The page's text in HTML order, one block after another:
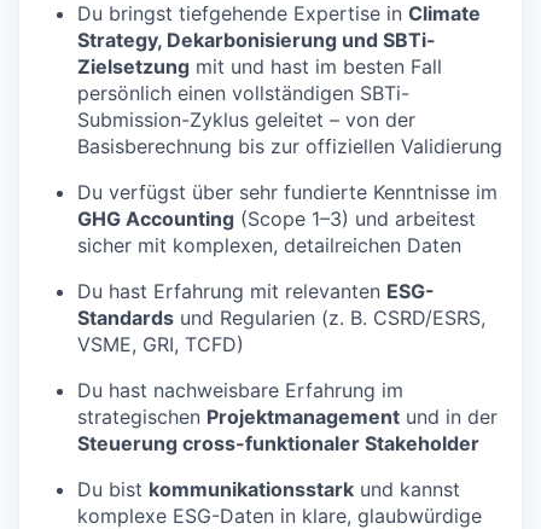
Du bringst tiefgehende Expertise in Climate
Strategy, Dekarbonisierung und SBTi-
Zielsetzung mit und hast im besten Fall
persönlich einen vollständigen SBTi-
Submission-Zyklus geleitet – von der
Basisberechnung bis zur offiziellen Validierung
Du verfügst über sehr fundierte Kenntnisse im
GHG Accounting (Scope 1–3) und arbeitest
sicher mit komplexen, detailreichen Daten
Du hast Erfahrung mit relevanten ESG-
Standards und Regularien (z. B. CSRD/ESRS,
VSME, GRI, TCFD)
Du hast nachweisbare Erfahrung im
strategischen Projektmanagement und in der
Steuerung cross-funktionaler Stakeholder
Du bist kommunikationsstark und kannst
komplexe ESG-Daten in klare, glaubwürdige